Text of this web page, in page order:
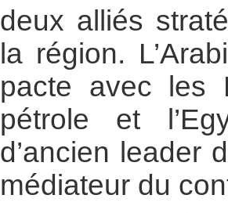
deux alliés
la région.
pacte avec les
pétrole et
d’ancien leader
médiateur du